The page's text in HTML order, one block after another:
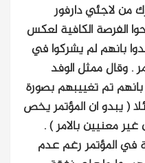
من لاجئي دارفور
الفرصة الكافية لعكس
بانهم لم يشركوا في
. وقال ممثل الوفد
تم تغييبهم بصورة
( يبدو ان المؤتمر يخص
معنيين بالامر ) .
في المؤتمر رغم عدم